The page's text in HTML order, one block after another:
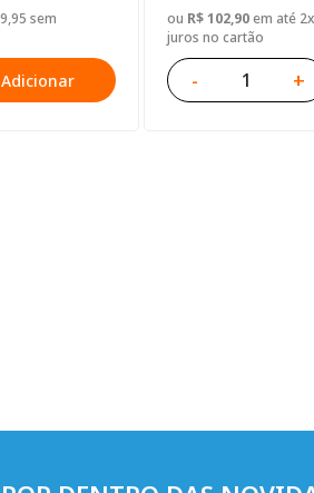
sem
Adicionar
ou R$ 102,90em até
juros no cartão
- +